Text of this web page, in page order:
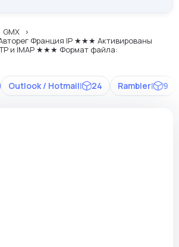
GMX
Франция IP ★★★ Активированы
и IMAP ★★★ Формат файла:
Outlook / Hotmail| 24 Rambler| 9